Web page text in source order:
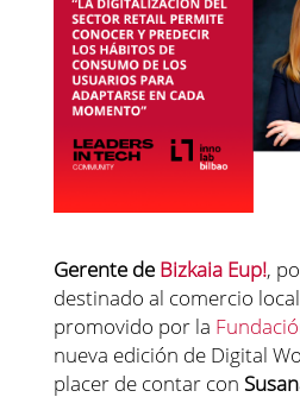
Gerente de Bizkaia Eup!,
destinado al comercio
promovido por la
nueva edición de Digital
placer de contar con